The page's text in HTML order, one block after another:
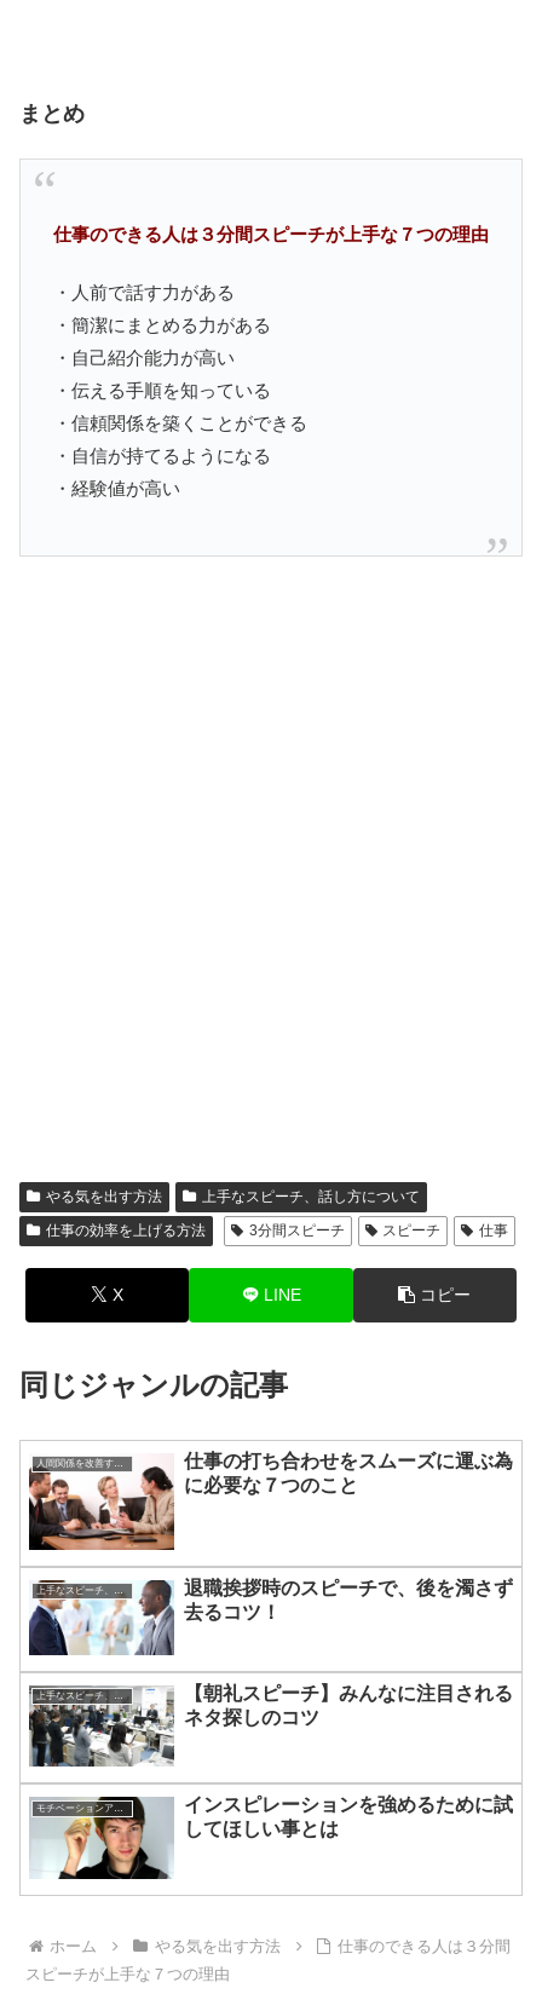
まとめ
仕事のできる人は３分間スピーチが上手な７つの理由
・人前で話す力がある
・簡潔にまとめる力がある
・自己紹介能力が高い
・伝える手順を知っている
・信頼関係を築くことができる
・自信が持てるようになる
・経験値が高い
やる気を出す方法
上手なスピーチ、話し方について
仕事の効率を上げる方法
3分間スピーチ スピーチ 仕事
X LINE コピー
同じジャンルの記事
人間関係を改善する方法
仕事の打ち合わせをスムーズに運ぶ為
に必要な７つのこと
上手なスピーチ、話し方について
退職挨拶時のスピーチで、後を濁さず
去るコツ！
上手なスピーチ、話し方について
【朝礼スピーチ】みんなに注目される
ネタ探しのコツ
インスピレーションを強めるために試
してほしい事とは
ホーム やる気を出す方法
仕事のできる人は３分間
スピーチが上手な７つの理由